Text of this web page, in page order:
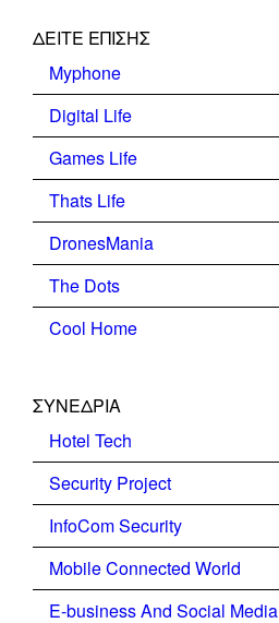
ΔΕΊΤΕ ΕΠΊΣΗΣ
Myphone
Digital Life
Games Life
Thats Life
DronesMania
The Dots
Cool Home
ΣΥΝΕΔΡΙΑ
Hotel Tech
Security Project
InfoCom Security
Mobile Connected World
E-business And Social Media